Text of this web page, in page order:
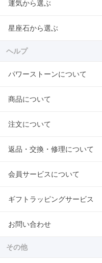
運気から選ぶ
星座石から選ぶ
ヘルプ
パワーストーンについて
商品について
注文について
返品・交換・修理について
会員サービスについて
ギフトラッピングサービス
お問い合わせ
その他